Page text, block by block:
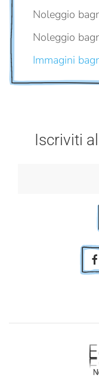
Noleggio
Noleggio
Immagini
Iscriviti